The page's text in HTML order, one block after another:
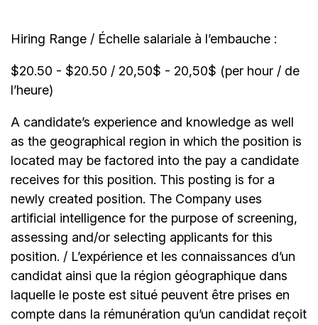
Hiring Range / Échelle salariale à l’embauche :
$20.50 - $20.50 / 20,50$ - 20,50$ (per hour / de
l’heure)
A candidate’s experience and knowledge as well
as the geographical region in which the position is
located may be factored into the pay a candidate
receives for this position. This posting is for a
newly created position. The Company uses
artificial intelligence for the purpose of screening,
assessing and/or selecting applicants for this
position. / L’expérience et les connaissances d’un
candidat ainsi que la région géographique dans
laquelle le poste est situé peuvent être prises en
compte dans la rémunération qu’un candidat reçoit